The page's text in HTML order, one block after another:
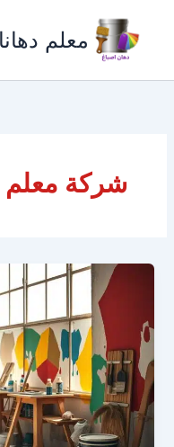
المحتوى
معلم
شركة معلم